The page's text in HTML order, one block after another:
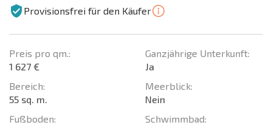
Provisionsfrei für den Käufer
Preis pro qm.:
1 627 €
Bereich:
55 sq. m.
Fußboden:
Ganzjährige Unterkunft:
Ja
Meerblick:
Nein
Schwimmbad: